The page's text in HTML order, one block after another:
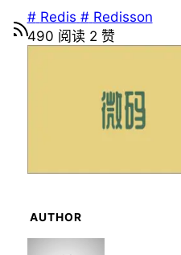
# Redis # Redisson
490 阅读 2 赞
AUTHOR